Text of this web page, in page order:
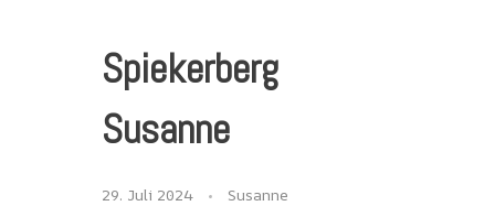
Spiekerberg
Susanne
29. Juli 2024 Susanne